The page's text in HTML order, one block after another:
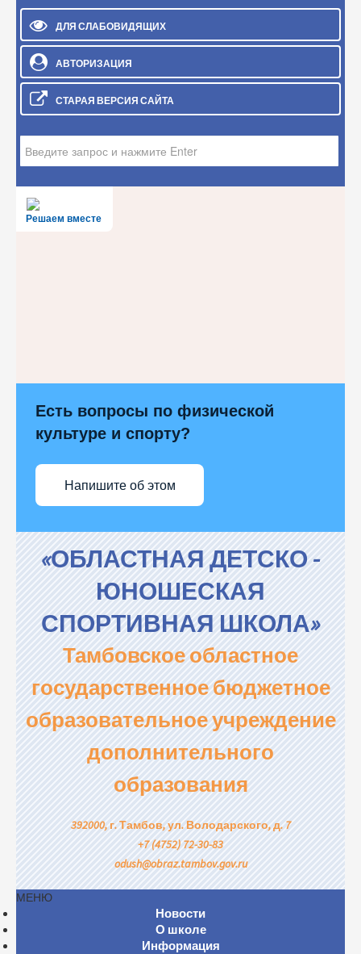
ДЛЯ СЛАБОВИДЯЩИХ
АВТОРИЗАЦИЯ
СТАРАЯ ВЕРСИЯ САЙТА
Решаем вместе
Есть вопросы по физической
культуре и спорту?
Напишите об этом
«ОБЛАСТНАЯ ДЕТСКО -
ЮНОШЕСКАЯ
СПОРТИВНАЯ ШКОЛА»
Тамбовское областное
государственное бюджетное
образовательное учреждение
дополнительного
образования
392000, г. Тамбов, ул. Володарского, д. 7
+7 (4752) 72-30-83
odush@obraz.tambov.gov.ru
МЕНЮ
Новости
О школе
Информация